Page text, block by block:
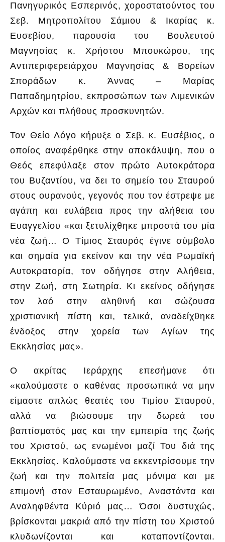
Πανηγυρικός Εσπερινός, χοροστατούντος του
Σεβ. Μητροπολίτου Σάμιου & Ικαρίας κ.
Ευσεβίου, παρουσία του Βουλευτού
Μαγνησίας κ. Χρήστου Μπουκώρου, της
Αντιπεριφερειάρχου Μαγνησίας & Βορείων
Σποράδων κ. Άννας – Μαρίας
Παπαδημητρίου, εκπροσώπων των Λιμενικών
Αρχών και πλήθους προσκυνητών.
Τον Θείο Λόγο κήρυξε ο Σεβ. κ. Ευσέβιος, ο
οποίος αναφέρθηκε στην αποκάλυψη, που ο
Θεός επεφύλαξε στον πρώτο Αυτοκράτορα
του Βυζαντίου, να δει το σημείο του Σταυρού
στους ουρανούς, γεγονός που τον έστρεψε με
αγάπη και ευλάβεια προς την αλήθεια του
Ευαγγελίου «και ξετυλίχθηκε μπροστά του μία
νέα ζωή… Ο Τίμιος Σταυρός έγινε σύμβολο
και σημαία για εκείνον και την νέα Ρωμαϊκή
Αυτοκρατορία, τον οδήγησε στην Αλήθεια,
στην Ζωή, στη Σωτηρία. Κι εκείνος οδήγησε
τον λαό στην αληθινή και σώζουσα
χριστιανική πίστη και, τελικά, αναδείχθηκε
ένδοξος στην χορεία των Αγίων της
Εκκλησίας μας».
Ο ακρίτας Ιεράρχης επεσήμανε ότι
«καλούμαστε ο καθένας προσωπικά να μην
είμαστε απλώς θεατές του Τιμίου Σταυρού,
αλλά να βιώσουμε την δωρεά του
βαπτίσματός μας και την εμπειρία της ζωής
του Χριστού, ως ενωμένοι μαζί Του διά της
Εκκλησίας. Καλούμαστε να εκκεντρίσουμε την
ζωή και την πολιτεία μας μόνιμα και με
επιμονή στον Εσταυρωμένο, Αναστάντα και
Αναληφθέντα Κύριό μας… Όσοι δυστυχώς,
βρίσκονται μακριά από την πίστη του Χριστού
κλυδωνίζονται και καταποντίζονται.